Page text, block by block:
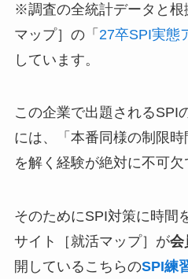
※調査の全統計データと根
マップ］の「 27卒SPI実態
しています。
この企業で出題されるSPI
には、「本番同様の制限
を解く経験が絶対に不可欠
そのためにSPI対策に時間
サイト［就活マップ］が会
開しているこちらのSPI練